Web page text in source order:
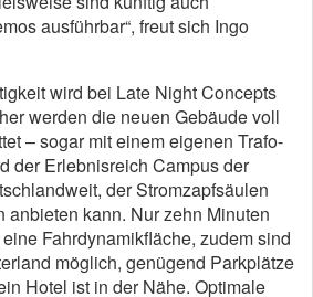
ausführbar“, freut sich Ingo
wird bei Late Night Concepts
werden die neuen Gebäude voll
– sogar mit einem eigenen Trafo-
der Erlebnisreich Campus der
der Stromzapfsäulen
anbieten kann. Nur zehn Minuten
Fahrdynamikfläche, zudem sind
möglich, genügend Parkplätze
Hotel ist in der Nähe. Optimale